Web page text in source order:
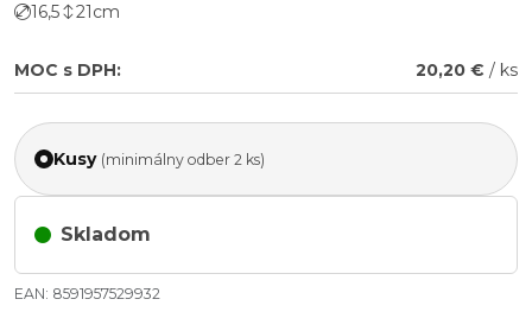
16,5 21cm
MOC s DPH: 20,20 € / ks
Kusy (minimálny odber 2 ks)
Skladom
EAN: 8591957529932